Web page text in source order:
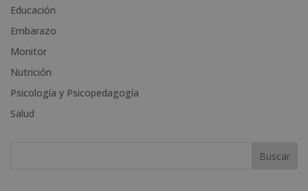
e
a
t
i
e
Educación
Embarazo
Monitor
Nutrición
Psicología y Psicopedagogía
Salud